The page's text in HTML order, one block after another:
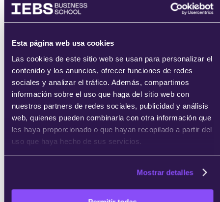
Esta página web usa cookies
Las cookies de este sitio web se usan para personalizar el
contenido y los anuncios, ofrecer funciones de redes
sociales y analizar el tráfico. Además, compartimos
información sobre el uso que haga del sitio web con
nuestros partners de redes sociales, publicidad y análisis
web, quienes pueden combinarla con otra información que
les haya proporcionado o que hayan recopilado a partir del
uso que haya hecho de sus servicios.
Mostrar detalles
He leído y aceptolostérminos del servicio
enviar